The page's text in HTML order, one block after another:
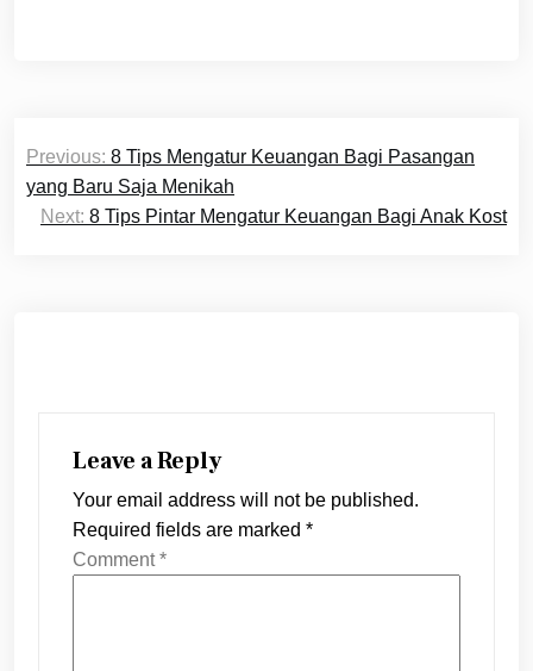
Post
navigation
Previous: 8 Tips Mengatur Keuangan Bagi Pasangan
yang Baru Saja Menikah
Next: 8 Tips Pintar Mengatur Keuangan Bagi Anak Kost
Leave a Reply
Your email address will not be published.
Required fields are marked *
Comment*